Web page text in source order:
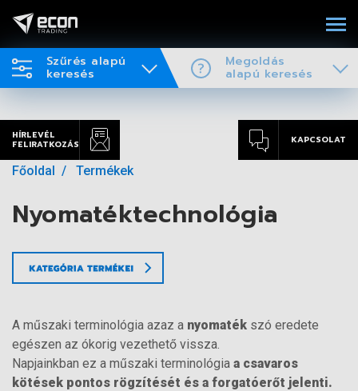
Szűrés alapú
keresés
Megoldás
alapú keresés
HÍRLEVÉL
FELIRATKOZÁS
KAPCSOLAT
Főoldal Termékek
Nyomatéktechnológia
A műszaki terminológia azaz a nyomaték szó eredete
egészen az ókorig vezethető vissza.
Napjainkban ez a műszaki terminológia a csavaros
kötések pontos rögzítését és a forgatóerőt jelenti.